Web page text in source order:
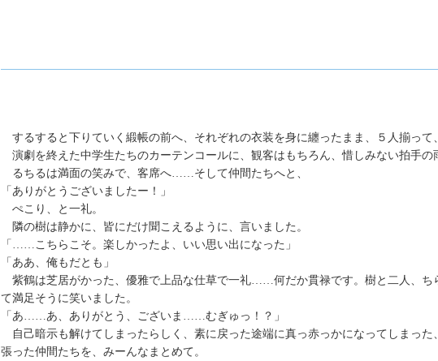
するすると下りていく緞帳の前へ、それぞれの衣装を身に纏ったまま、５人揃って
演劇を終えた中学生たちのカーテンコールに、観客はもちろん、惜しみない拍手の
るちるは満面の笑みで、客席へ……そして仲間たちへと、
「ありがとうございましたー！」
ぺこり、と一礼。
隣の樹は静かに、皆にだけ聞こえるように、言いました。
「……こちらこそ。楽しかったよ、いい思い出になった」
「ああ、俺もだとも」
紫鶴は芝居がかった、優雅で上品な仕草で一礼……何だか貫禄です。樹と二人、ち
て満足そうに笑いました。
「あ……あ、ありがとう、ございま……むぎゅっ！？」
自己暗示も解けてしまったらしく、素に戻った途端に真っ赤っかになってしまった
張った仲間たちを、みーんなまとめて。